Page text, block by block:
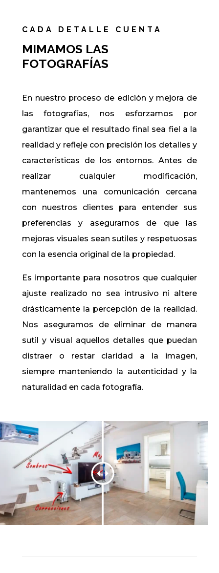
CADA DETALLE CUENTA
MIMAMOS LAS
FOTOGRAFÍAS
En nuestro proceso de edición y mejora de
las fotografías, nos esforzamos por
garantizar que el resultado final sea fiel a la
realidad y refleje con precisión los detalles y
características de los entornos. Antes de
realizar cualquier modificación,
mantenemos una comunicación cercana
con nuestros clientes para entender sus
preferencias y asegurarnos de que las
mejoras visuales sean sutiles y respetuosas
con la esencia original de la propiedad.
Es importante para nosotros que cualquier
ajuste realizado no sea intrusivo ni altere
drásticamente la percepción de la realidad.
Nos aseguramos de eliminar de manera
sutil y visual aquellos detalles que puedan
distraer o restar claridad a la imagen,
siempre manteniendo la autenticidad y la
naturalidad en cada fotografía.